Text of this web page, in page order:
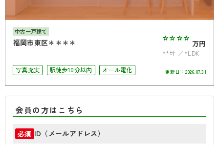
中古一戸建て
福岡市東区＊＊＊＊ **** 万円
**坪
*LDK
写真充実
駅徒歩10分以内 オール電化 更新日： 2026.07.31
会員の方はこちら
必須 ID（メールアドレス）